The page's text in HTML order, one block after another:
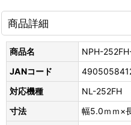
商品詳細
商品名
NPH-
JANコード
対応機種
NL-252FH
寸法
幅5.0ｍｍ×